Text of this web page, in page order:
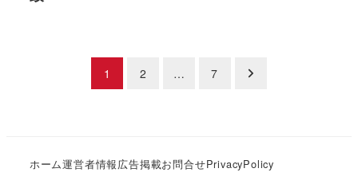
ペ
1 2 … 7
ホーム運営者情報広告掲載お問合せPrivacyPolicy